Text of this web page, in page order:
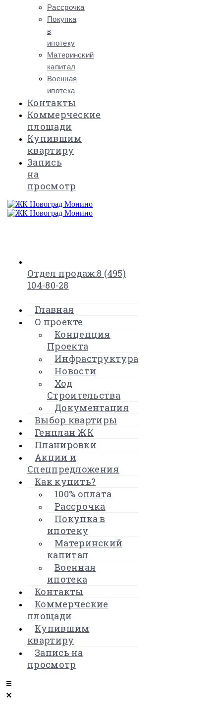
Рассрочка
Покупка
в
ипотеку
Материнский
капитал
Военная
ипотека
Контакты
Коммерческие
площади
Купившим
квартиру
Запись
на
просмотр
Отдел продаж:8 (495)
104-80-28
Главная
О проекте
Концепция
Проекта
Инфраструктура
Новости
Ход
Строительства
Документация
Выбор квартиры
Генплан ЖК
Планировки
Акции и
Спецпредложения
Как купить?
100% оплата
Рассрочка
Покупка в
ипотеку
Материнский
капитал
Военная
ипотека
Контакты
Коммерческие
площади
Купившим
квартиру
Запись на
просмотр